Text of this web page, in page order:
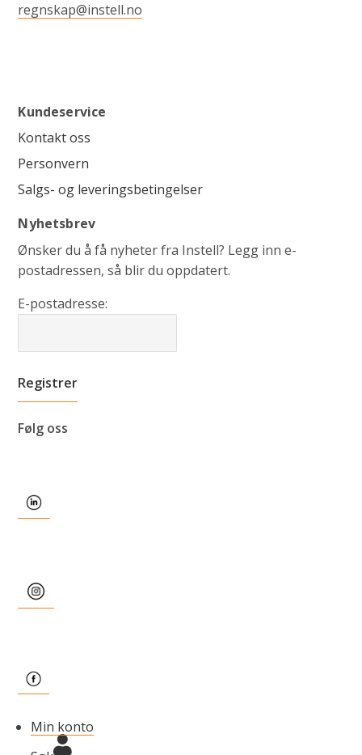
regnskap@instell.no
Kundeservice
Kontakt oss
Personvern
Salgs- og leveringsbetingelser
Nyhetsbrev
Ønsker du å få nyheter fra Instell? Legg inn e-
postadressen, så blir du oppdatert.
E-postadresse:
Følg oss
Min konto